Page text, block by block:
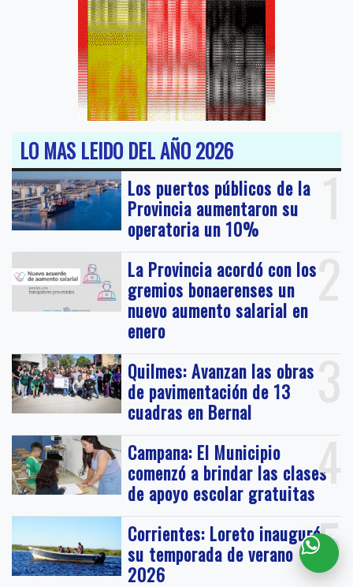
LO MAS LEIDO DEL AÑO 2026
1
Los puertos públicos de la
Provincia aumentaron su
operatoria un 10%
2
La Provincia acordó con los
gremios bonaerenses un
nuevo aumento salarial en
enero
3
Quilmes: Avanzan las obras
de pavimentación de 13
cuadras en Bernal
4
Campana: El Municipio
comenzó a brindar las clases
de apoyo escolar gratuitas
5
Corrientes: Loreto inauguró
su temporada de verano
2026